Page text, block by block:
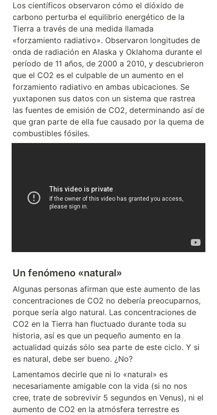
Los científicos observaron cómo el dióxido de
carbono perturba el equilibrio energético de la
Tierra a través de una medida llamada
«forzamiento radiativo». Observaron longitudes de
onda de radiación en Alaska y Oklahoma durante el
período de 11 años, de 2000 a 2010, y descubrieron
que el CO2 es el culpable de un aumento en el
forzamiento radiativo en ambas ubicaciones. Se
yuxtaponen sus datos con un sistema que rastrea
las fuentes de emisión de CO2, determinando así de
que gran parte de ella fue causado por la quema de
combustibles fósiles.
Un fenómeno «natural»
Algunas personas afirman que este aumento de las
concentraciones de CO2 no debería preocuparnos,
porque sería algo natural. Las concentraciones de
CO2 en la Tierra han fluctuado durante toda su
historia, así es que un pequeño aumento en la
actualidad quizás sólo sea parte de este ciclo. Y si
es natural, debe ser bueno. ¿No?
Lamentamos decirle que ni lo «natural» es
necesariamente amigable con la vida (si no nos
cree, trate de sobrevivir 5 segundos en Venus), ni el
aumento de CO2 en la atmósfera terrestre es